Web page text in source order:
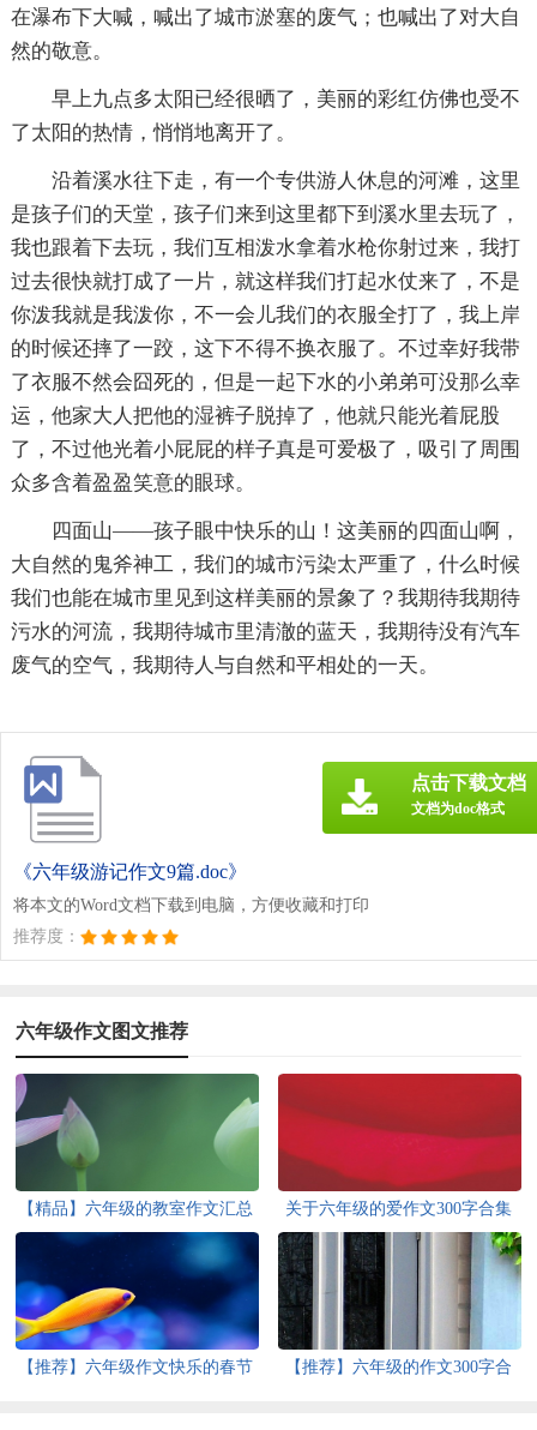
在瀑布下大喊，喊出了城市淤塞的废气；也喊出了对大自
然的敬意。
早上九点多太阳已经很晒了，美丽的彩红仿佛也受不
了太阳的热情，悄悄地离开了。
沿着溪水往下走，有一个专供游人休息的河滩，这里
是孩子们的天堂，孩子们来到这里都下到溪水里去玩了，
我也跟着下去玩，我们互相泼水拿着水枪你射过来，我打
过去很快就打成了一片，就这样我们打起水仗来了，不是
你泼我就是我泼你，不一会儿我们的衣服全打了，我上岸
的时候还摔了一跤，这下不得不换衣服了。不过幸好我带
了衣服不然会囧死的，但是一起下水的小弟弟可没那么幸
运，他家大人把他的湿裤子脱掉了，他就只能光着屁股
了，不过他光着小屁屁的样子真是可爱极了，吸引了周围
众多含着盈盈笑意的眼球。
四面山——孩子眼中快乐的山！这美丽的四面山啊，
大自然的鬼斧神工，我们的城市污染太严重了，什么时候
我们也能在城市里见到这样美丽的景象了？我期待我期待
污水的河流，我期待城市里清澈的蓝天，我期待没有汽车
废气的空气，我期待人与自然和平相处的一天。
《六年级游记作文9篇.doc》
将本文的Word文档下载到电脑，方便收藏和打印
推荐度：
点击下载文档
文档为doc格式
六年级作文图文推荐
【精品】六年级的教室作文汇总
关于六年级的爱作文300字合集
八篇
【推荐】六年级作文快乐的春节
【推荐】六年级的作文300字合